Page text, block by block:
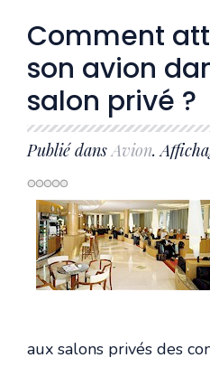
Comment
son avion
salon privé ?
Publié dansAvion.
aux salons privés des